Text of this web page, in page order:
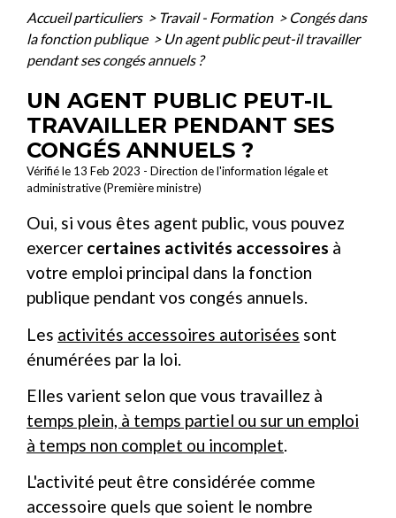
Accueil particuliers > Travail - Formation > Congés dans
la fonction publique > Un agent public peut-il travailler
pendant ses congés annuels ?
UN AGENT PUBLIC PEUT-IL
TRAVAILLER PENDANT SES
CONGÉS ANNUELS ?
Vérifié le 13 Feb 2023 - Direction de l'information légale et
administrative (Première ministre)
Oui, si vous êtes agent public, vous pouvez
exercer certaines activités accessoires à
votre emploi principal dans la fonction
publique pendant vos congés annuels.
Les activités accessoires autorisées sont
énumérées par la loi.
Elles varient selon que vous travaillez à
temps plein, à temps partiel ou sur un emploi
à temps non complet ou incomplet.
L'activité peut être considérée comme
accessoire quels que soient le nombre